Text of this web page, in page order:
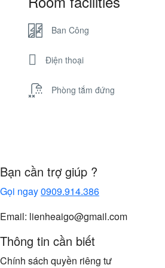
Ban Công
Điện thoại
Phòng tắm đứng
Bạn cần trợ giúp ?
Gọi ngay0909.914.386
Email: lienheaigo@gmail.com
Thông tin cần biết
Chính sách quyền riêng tư